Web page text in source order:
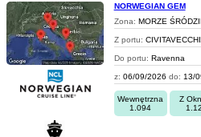
NORWEGIAN GEM
Zona: MORZE
Z portu:
Do portu: Ravenna
z: 06/09/2026 do: 13/
Wewnętrzna
1.094
Z